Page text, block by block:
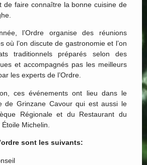
de faire connaître la bonne cuisine de
l’Ordre organise des réunions
où l’on discute de gastronomie et l’on
traditionnels préparés selon des
et accompagnés pas les meilleurs
les experts de l’Ordre.
ces événements ont lieu dans le
de Grinzane Cavour qui est aussi le
Régionale et du Restaurant du
Michelin.
sont les suivants: